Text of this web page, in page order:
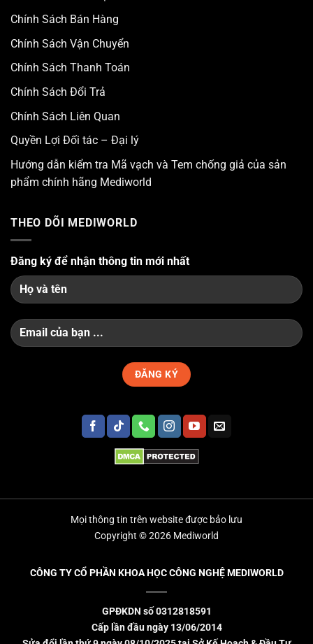
Chính Sách Bán Hàng
Chính Sách Vận Chuyển
Chính Sách Thanh Toán
Chính Sách Đổi Trả
Chính Sách Liên Quan
Quyền Lợi Đối tác – Đại lý
Hướng dẫn kiểm tra Mã vạch và Tem chống giả của sản
phẩm chính hãng Mediworld
THEO DÕI MEDIWORLD
Đăng ký để nhận thông tin mới nhất
Mọi thông tin trên website được bảo lưu
Copyright © 2026 Mediworld
CÔNG TY CỔ PHẦN KHOA HỌC CÔNG NGHỆ MEDIWORLD
GPĐKDN số 0312818591
Cấp lần đầu ngày 13/06/2014